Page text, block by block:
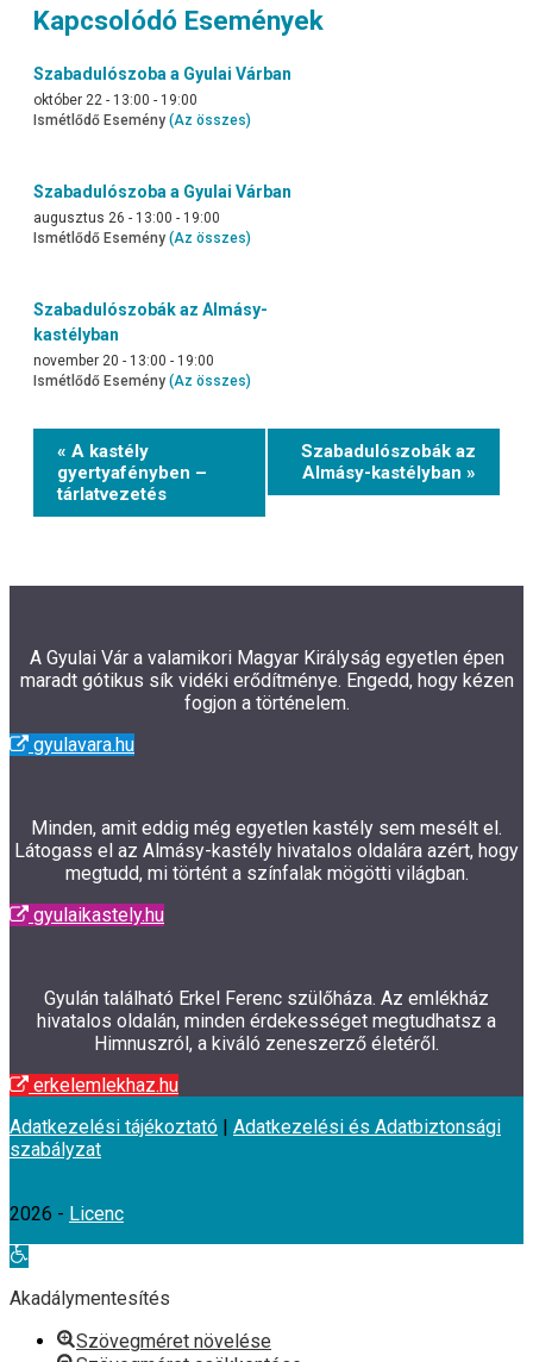
Kapcsolódó Események
Szabadulószoba a Gyulai Várban
október 22 - 13:00 - 19:00
Ismétlődő Esemény (Az összes)
Szabadulószoba a Gyulai Várban
augusztus 26 - 13:00 - 19:00
Ismétlődő Esemény (Az összes)
Szabadulószobák az Almásy-
kastélyban
november 20 - 13:00 - 19:00
Ismétlődő Esemény (Az összes)
Event
Navigation
« A kastély
gyertyafényben –
tárlatvezetés
Szabadulószobák az
Almásy-kastélyban »
A Gyulai Vár a valamikori Magyar Királyság egyetlen épen
maradt gótikus sík vidéki erődítménye. Engedd, hogy kézen
fogjon a történelem.
gyulavara.hu
Minden, amit eddig még egyetlen kastély sem mesélt el.
Látogass el az Almásy-kastély hivatalos oldalára azért, hogy
megtudd, mi történt a színfalak mögötti világban.
gyulaikastely.hu
Gyulán található Erkel Ferenc szülőháza. Az emlékház
hivatalos oldalán, minden érdekességet megtudhatsz a
Himnuszról, a kiváló zeneszerző életéről.
erkelemlekhaz.hu
Adatkezelési tájékoztató | Adatkezelési és Adatbiztonsági
szabályzat
2026 - Licenc
Eszköztár
Akadálymentesítés
Szövegméret növelése